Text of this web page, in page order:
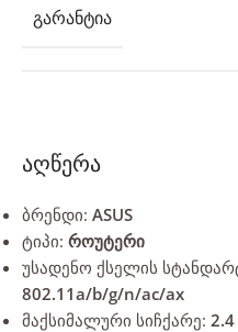
აღწერა
ბრენდი: ASUS
ტიპი: როუტერი
უსადენო ქსელის
802.11a/b/g/n/ac/ax
მაქსიმალური სიჩქარე: 2.4
ᲒᲐᲠᲐᲜᲢᲘᲐ